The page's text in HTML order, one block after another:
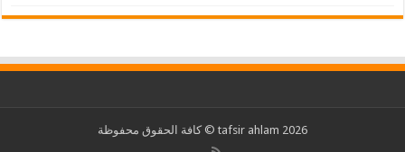
2026 tafsir ahlam © كافة الحقوق محفوظة